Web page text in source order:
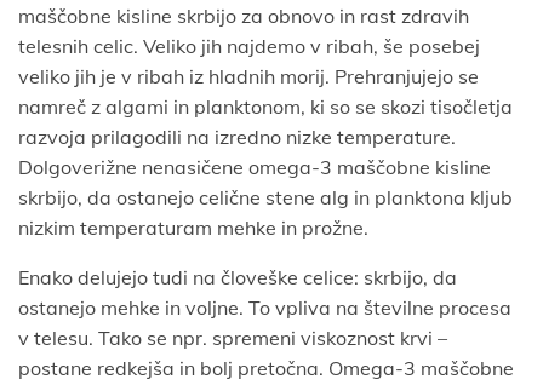
maščobne kisline skrbijo za obnovo in rast zdravih
telesnih celic. Veliko jih najdemo v ribah, še posebej
veliko jih je v ribah iz hladnih morij. Prehranjujejo se
namreč z algami in planktonom, ki so se skozi tisočletja
razvoja prilagodili na izredno nizke temperature.
Dolgoverižne nenasičene omega-3 maščobne kisline
skrbijo, da ostanejo celične stene alg in planktona kljub
nizkim temperaturam mehke in prožne.
Enako delujejo tudi na človeške celice: skrbijo, da
ostanejo mehke in voljne. To vpliva na številne procesa
v telesu. Tako se npr. spremeni viskoznost krvi –
postane redkejša in bolj pretočna. Omega-3 maščobne